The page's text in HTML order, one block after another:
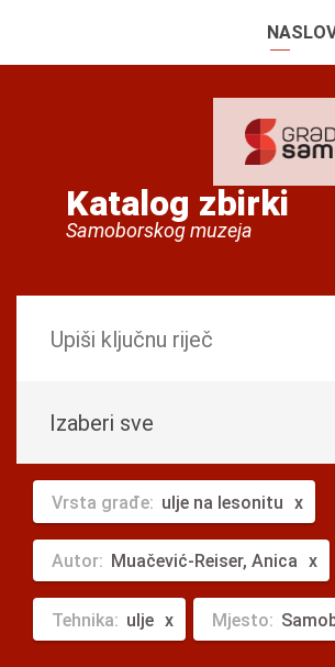
Katalog zbirki
Samoborskog muzeja
Izaberi sve
Vrsta građe: ulje na lesonitu
Autor: Muačević-Reiser, Anica
Tehnika: ulje Mjesto: